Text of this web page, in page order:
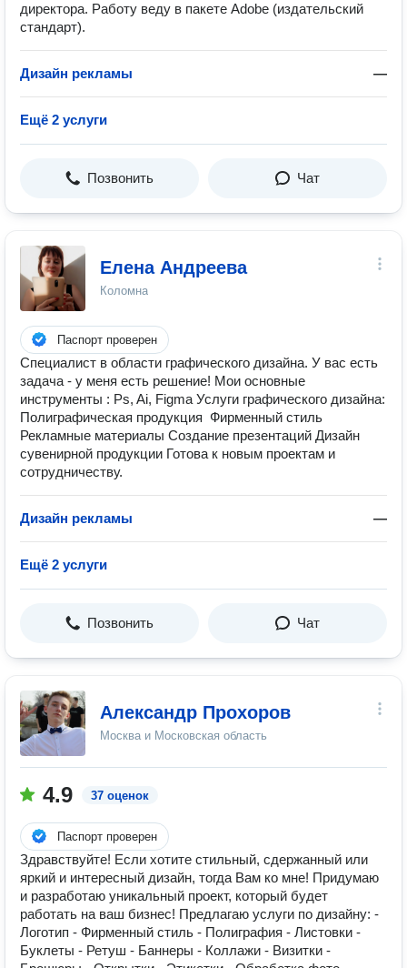
директора. Работу веду в пакете Adobe (издательский
стандарт).
Дизайн рекламы —
Ещё 2 услуги
Позвонить Чат
Елена Андреева
Коломна
Паспорт проверен
Специалист в области графического дизайна. У вас есть
задача - у меня есть решение! Мои основные
инструменты : Ps, Ai, Figma Услуги графического дизайна:
Полиграфическая продукция Фирменный стиль
Рекламные материалы Создание презентаций Дизайн
сувенирной продукции Готова к новым проектам и
сотрудничеству.
Дизайн рекламы —
Ещё 2 услуги
Позвонить Чат
Александр Прохоров
Москва и Московская область
4.9 37 оценок
Паспорт проверен
Здравствуйте! Если хотите стильный, сдержанный или
яркий и интересный дизайн, тогда Вам ко мне! Придумаю
и разработаю уникальный проект, который будет
работать на ваш бизнес! Предлагаю услуги по дизайну: -
Логотип - Фирменный стиль - Полиграфия - Листовки -
Буклеты - Ретуш - Баннеры - Коллажи - Визитки -